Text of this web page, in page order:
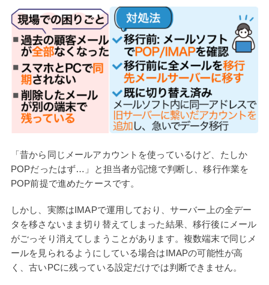
「昔から同じメールアカウントを使っているけど、たしか
POPだったはず…」と担当者が記憶で判断し、移行作業を
POP前提で進めたケースです。
しかし、実際はIMAPで運用しており、サーバー上の全デー
タを移さないまま切り替えてしまった結果、移行後にメール
がごっそり消えてしまうことがあります。複数端末で同じメ
ールを見られるようにしている場合はIMAPの可能性が高
く、古いPCに残っている設定だけでは判断できません。